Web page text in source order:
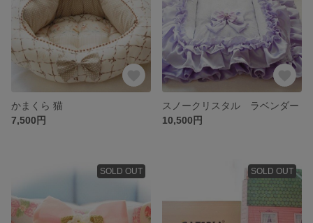
かまくら 猫
7,500円
スノークリスタル ラベンダー
10,500円
SOLD OUT SOLD OUT